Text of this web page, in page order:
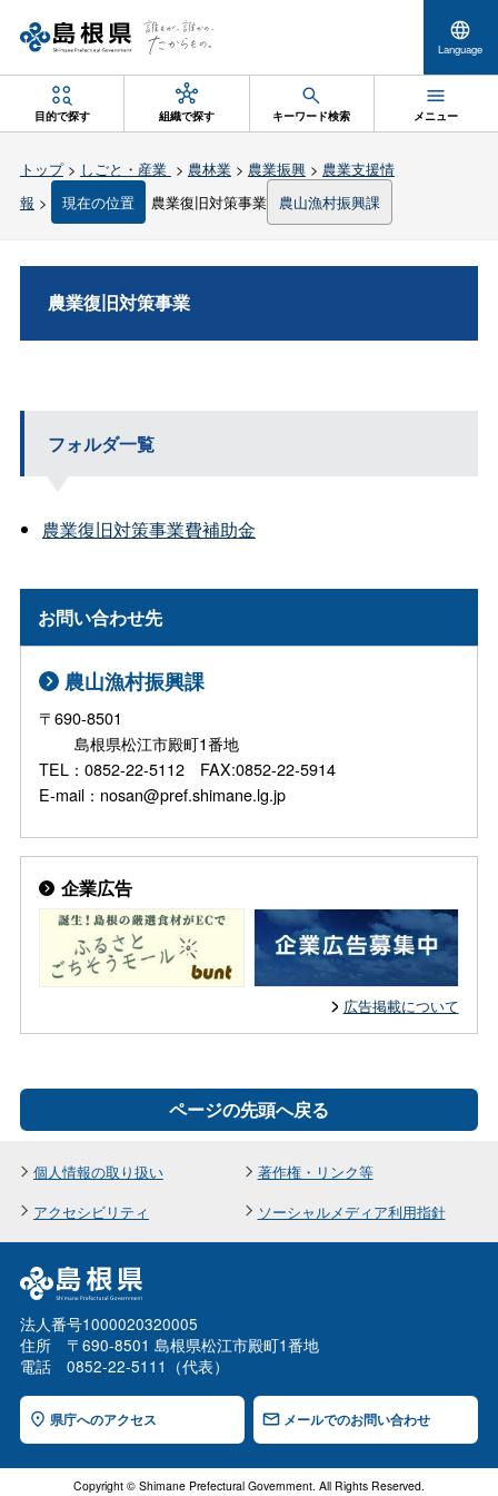
Language
目的で探す 組織で探す キーワード検索 メニュー
トップ> しごと・産業 > 農林業> 農業振興> 農業支援情
報 > 現在の位置 農業復旧対策事業 農山漁村振興課
農業復旧対策事業
フォルダ一覧
農業復旧対策事業費補助金
お問い合わせ先
農山漁村振興課
〒690-8501
島根県松江市殿町1番地
TEL：0852-22-5112 FAX:0852-22-5914
E-mail：nosan@pref.shimane.lg.jp
企業広告
広告掲載について
ページの先頭へ戻る
個人情報の取り扱い
著作権・リンク等
アクセシビリティ
ソーシャルメディア利用指針
法人番号1000020320005
住所 〒690-8501 島根県松江市殿町1番地
電話 0852-22-5111（代表）
県庁へのアクセス メールでのお問い合わせ
Copyright © Shimane Prefectural Government. All Rights Reserved.